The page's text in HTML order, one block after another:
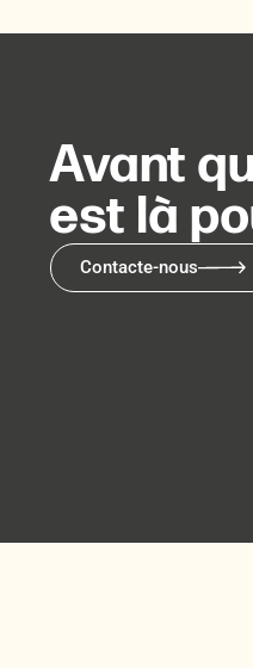
Avant
est là
Contacte-nous